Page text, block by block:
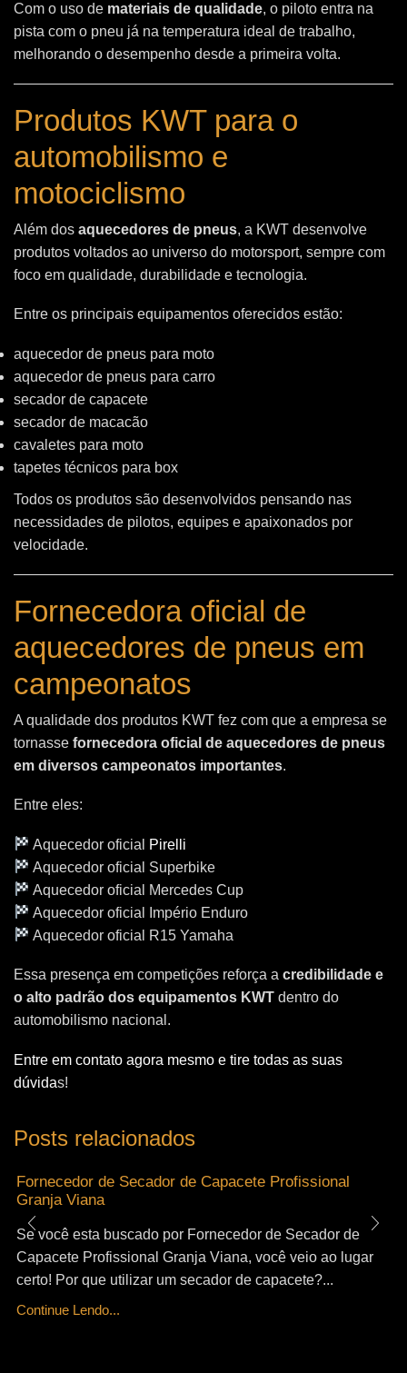
Com o uso de materiais de qualidade, o piloto entra na
pista com o pneu já na temperatura ideal de trabalho,
melhorando o desempenho desde a primeira volta.
Produtos KWT para o
automobilismo e
motociclismo
Além dos aquecedores de pneus, a KWT desenvolve
produtos voltados ao universo do motorsport, sempre com
foco em qualidade, durabilidade e tecnologia.
Entre os principais equipamentos oferecidos estão:
aquecedor de pneus para moto
aquecedor de pneus para carro
secador de capacete
secador de macacão
cavaletes para moto
tapetes técnicos para box
Todos os produtos são desenvolvidos pensando nas
necessidades de pilotos, equipes e apaixonados por
velocidade.
Fornecedora oficial de
aquecedores de pneus em
campeonatos
A qualidade dos produtos KWT fez com que a empresa se
tornasse fornecedora oficial de aquecedores de pneus
em diversos campeonatos importantes.
Entre eles:
Aquecedor oficial
Pirelli
Aquecedor oficial Superbike
Aquecedor oficial Mercedes Cup
Aquecedor oficial Império Enduro
Aquecedor oficial R15 Yamaha
Essa presença em competições reforça a credibilidade e
o alto padrão dos equipamentos KWT dentro do
automobilismo nacional.
Entre em contato agora mesmo e tire todas as suas
dúvidas!
Posts relacionados
Fornecedor de Secador de Capacete Profissional
Granja Viana
Se você esta buscado por Fornecedor de Secador de
Capacete Profissional Granja Viana, você veio ao lugar
certo! Por que utilizar um secador de capacete?...
Continue Lendo...